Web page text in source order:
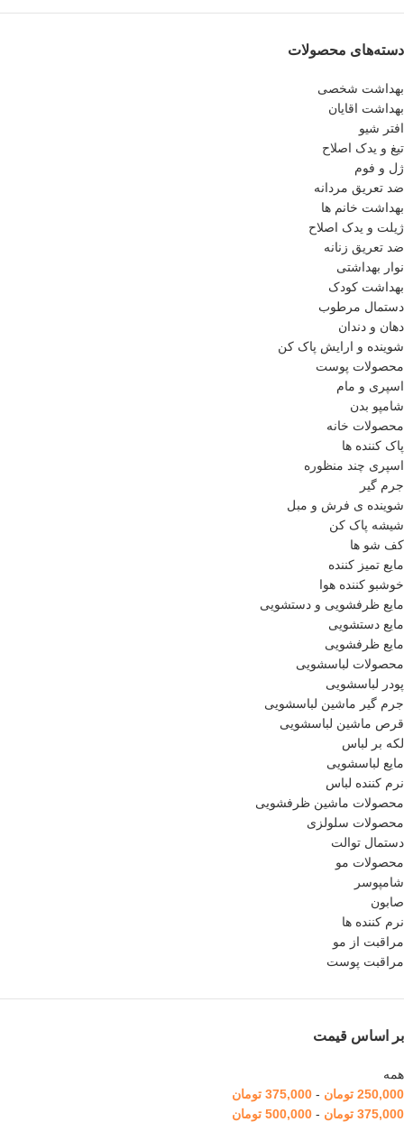
دسته‌های محصولات
بهداشت شخصی
بهداشت اقایان
افتر شیو
تیغ و یدک اصلاح
ژل و فوم
ضد تعریق مردانه
بهداشت خانم ها
ژیلت و یدک اصلاح
ضد تعریق زنانه
نوار بهداشتی
بهداشت کودک
دستمال مرطوب
دهان و دندان
شوینده و ارایش پاک کن
محصولات پوست
اسپری و مام
شامپو بدن
محصولات خانه
پاک کننده ها
اسپری چند منظوره
جرم گیر
شوینده ی فرش و مبل
شیشه پاک کن
کف شو ها
مایع تمیز کننده
خوشبو کننده هوا
مایع ظرفشویی و دستشویی
مایع دستشویی
مایع ظرفشویی
محصولات لباسشویی
پودر لباسشویی
جرم گیر ماشین لباسشویی
قرص ماشین لباسشویی
لکه بر لباس
مایع لباسشویی
نرم کننده لباس
محصولات ماشین ظرفشویی
محصولات سلولزی
دستمال توالت
محصولات مو
شامپوسر
صابون
نرم کننده ها
مراقبت از مو
مراقبت پوست
بر اساس قیمت
همه
250,000 تومان -
375,000 تومان
375,000 تومان -
500,000 تومان